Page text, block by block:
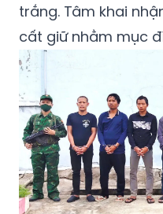
trắng. Tâm khai
cất giữ nhằm mục